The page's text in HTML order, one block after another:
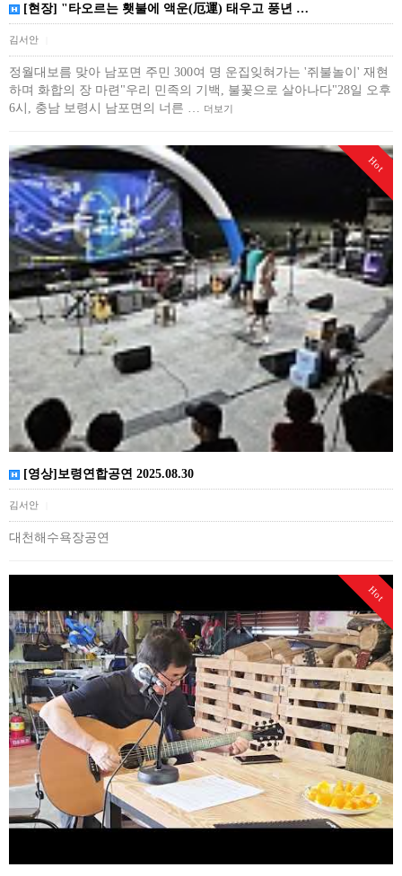
​[현장] "타오르는 횃불에 액운(厄運) 태우고 풍년 …
김서안
​정월대보름 맞아 남포면 주민 300여 명 운집잊혀가는 '쥐불놀이' 재현
하며 화합의 장 마련"우리 민족의 기백, 불꽃으로 살아나다"​28일 오후
6시, 충남 보령시 남포면의 너른 …
더보기
Hot
[영상]보령연합공연 2025.08.30
김서안
대천해수욕장공연
Hot